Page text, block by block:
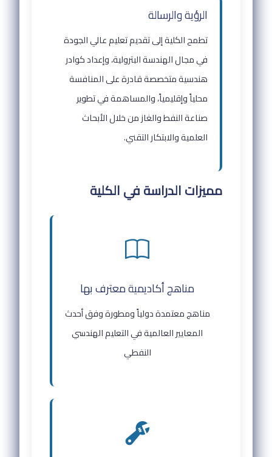
الرؤية والرسالة
تطمح الكلية إلى تقديم تعليم عالي الجودة
في مجال الهندسة البترولية، وإعداد كوادر
هندسية متخصصة قادرة على المنافسة
محلياً وإقليمياً، والمساهمة في تطوير
صناعة النفط والغاز من خلال الأبحاث
العلمية والابتكار التقني.
مميزات الدراسة في الكلية
مناهج أكاديمية معترف بها
مناهج معتمدة دولياً ومطورة وفق أحدث
المعايير العالمية في التعليم الهندسي
النفطي